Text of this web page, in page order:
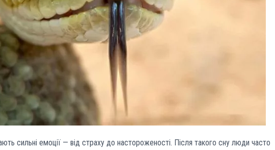
сильні емоції — від страху до настороженості. Після такого сну люди часто